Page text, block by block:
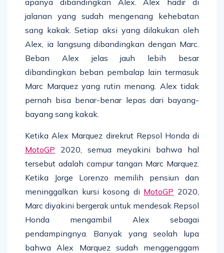
jalanan yang sudah mengenang kehebatan
sang kakak. Setiap aksi yang dilakukan oleh
Alex, ia langsung dibandingkan dengan Marc.
Beban Alex jelas jauh lebih besar
dibandingkan beban pembalap lain termasuk
Marc Marquez yang rutin menang. Alex tidak
pernah bisa benar-benar lepas dari bayang-
bayang sang kakak.
Ketika Alex Marquez direkrut Repsol Honda di
MotoGP 2020, semua meyakini bahwa hal
tersebut adalah campur tangan Marc Marquez.
Ketika Jorge Lorenzo memilih pensiun dan
meninggalkan kursi kosong di MotoGP 2020,
Marc diyakini bergerak untuk mendesak Repsol
Honda mengambil Alex sebagai
pendampingnya. Banyak yang seolah lupa
bahwa Alex Marquez sudah menggenggam